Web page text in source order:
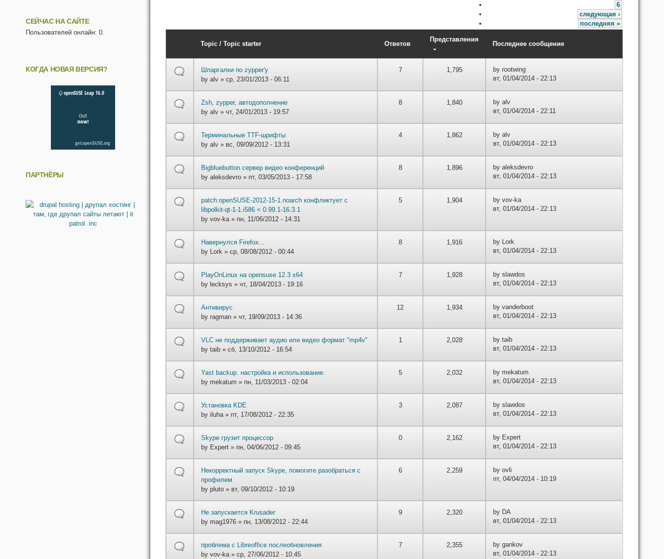
6
следующая ›
последняя »
Topic / Topic starter Ответов
Представления
Последнее сообщение
Шпаргалки по zypper'у
by alv » ср, 23/01/2013 - 06:11
7 1,795 by rootwing
вт, 01/04/2014 - 22:13
Zsh, zypper, автодополнение
by alv » чт, 24/01/2013 - 19:57
8 1,840 by alv
вт, 01/04/2014 - 22:11
Терминальные TTF-шрифты
by alv » вс, 09/09/2012 - 13:31
4 1,862 by alv
вт, 01/04/2014 - 22:13
Bigbluebutton сервер видео конференций
by aleksdevro » пт, 03/05/2013 - 17:58
8 1,896 by aleksdevro
вт, 01/04/2014 - 22:13
patch:openSUSE-2012-15-1.noarch конфликтует с
libpolkit-qt-1-1.i586 < 0.99.1-16.3.1
by vov-ka» пн, 11/06/2012 - 14:31
5 1,904 by vov-ka
вт, 01/04/2014 - 22:13
Навернулся Firefox...
by Lork » ср, 08/08/2012 - 00:44
8 1,916 by Lork
вт, 01/04/2014 - 22:13
PlayOnLinux на opensuse 12.3 x64
by lecksys » чт, 18/04/2013 - 19:16
7 1,928 by slawdos
вт, 01/04/2014 - 22:13
Антивирус
by ragman » чт, 19/09/2013 - 14:36
12 1,934 by vanderboot
вт, 01/04/2014 - 22:13
VLC не поддерживает аудио или видео формат "mp4v"
by taib » сб, 13/10/2012 - 16:54
1 2,028 by taib
вт, 01/04/2014 - 22:13
Yast backup. настройка и использование.
by mekatum » пн, 11/03/2013 - 02:04
5 2,032 by mekatum
вт, 01/04/2014 - 22:13
Установка KDE
by iluha» пт, 17/08/2012 - 22:35
3 2,087 by slawdos
вт, 01/04/2014 - 22:13
Skype грузит процессор
by Expert » пн, 04/06/2012 - 09:45
0 2,162 by Expert
вт, 01/04/2014 - 22:13
Некорректный запуск Skype, помогите разобраться с
профилем
by pluto » вт, 09/10/2012 - 10:19
6 2,259 by ovli
пт, 04/04/2014 - 10:19
Не запускается Krusader
by mag1976 » пн, 13/08/2012 - 22:44
9 2,320 by DA
вт, 01/04/2014 - 22:13
проблема с Libreoffice послеобновления
by vov-ka» ср, 27/06/2012 - 10:45
7 2,355 by gankov
вт, 01/04/2014 - 22:13
СЕЙЧАС НА САЙТЕ
Пользователей онлайн: 0.
КОГДА НОВАЯ ВЕРСИЯ?
ПАРТНЁРЫ